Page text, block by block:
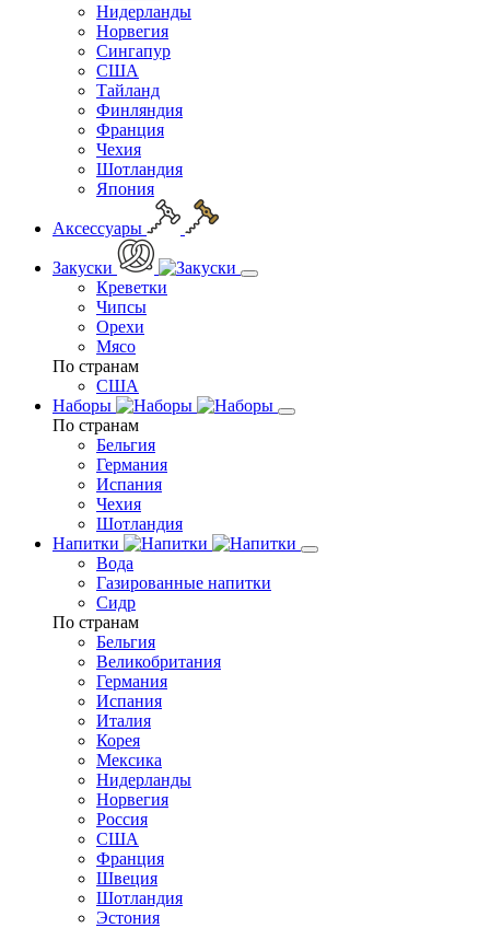
Нидерланды
Норвегия
Сингапур
США
Тайланд
Финляндия
Франция
Чехия
Шотландия
Япония
Аксессуары
Закуски
Креветки
Чипсы
Орехи
Мясо
По странам
США
Наборы
По странам
Бельгия
Германия
Испания
Чехия
Шотландия
Напитки
Вода
Газированные напитки
Сидр
По странам
Бельгия
Великобритания
Германия
Испания
Италия
Корея
Мексика
Нидерланды
Норвегия
Россия
США
Франция
Швеция
Шотландия
Эстония